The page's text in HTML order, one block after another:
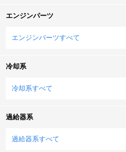
エンジンパーツ
エンジンパーツすべて
冷却系
冷却系すべて
過給器系
過給器系すべて